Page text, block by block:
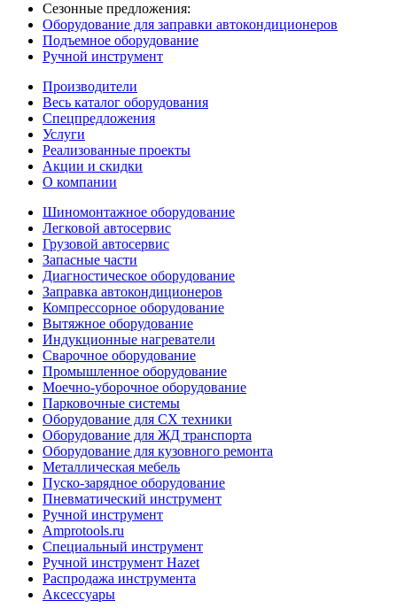
Сезонные предложения:
Оборудование для заправки автокондиционеров
Подъемное оборудование
Ручной инструмент
Производители
Весь каталог оборудования
Спецпредложения
Услуги
Реализованные проекты
Акции и скидки
О компании
Шиномонтажное оборудование
Легковой автосервис
Грузовой автосервис
Запасные части
Диагностическое оборудование
Заправка автокондиционеров
Компрессорное оборудование
Вытяжное оборудование
Индукционные нагреватели
Сварочное оборудование
Промышленное оборудование
Моечно-уборочное оборудование
Парковочные системы
Оборудование для СХ техники
Оборудование для ЖД транспорта
Оборудование для кузовного ремонта
Металлическая мебель
Пуско-зарядное оборудование
Пневматический инструмент
Ручной инструмент
Amprotools.ru
Специальный инструмент
Ручной инструмент Hazet
Распродажа инструмента
Аксессуары